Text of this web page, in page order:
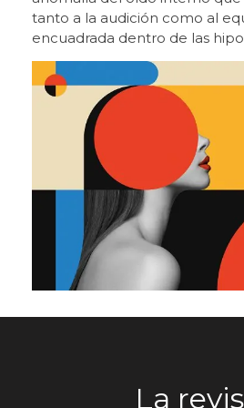
profesional de recursos que
identificar oportunidades de
convertir la audiología en una
de su actividad. Innovación aplicada y valor para
el profesional Desde el área
García, directora de Ventas de
España, subraya que la
visión integral que combina
“Queremos que nuestros
están a la cabeza de la
que tienen un plan claro para
herramientas clínicas y de
seguir creciendo”. Salud auditiva y cognición, el
próximo gran reto José Luis
general de GN del sur de
los problemas cognitivos, ver
La